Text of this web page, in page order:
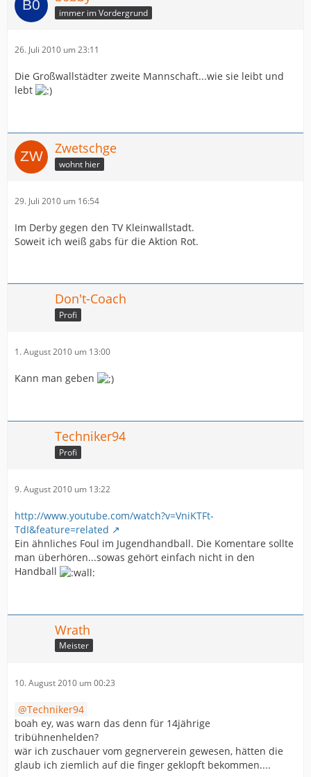
immer im Vordergrund
26. Juli 2010 um 23:11
Die Großwallstädter zweite Mannschaft...wie sie leibt und
lebt
Zwetschge
wohnt hier
29. Juli 2010 um 16:54
Im Derby gegen den TV Kleinwallstadt.
Soweit ich weiß gabs für die Aktion Rot.
Don't-Coach
Profi
1. August 2010 um 13:00
Kann man geben
Techniker94
Profi
9. August 2010 um 13:22
http://www.youtube.com/watch?v=VniKTFt-
TdI&feature=related
Ein ähnliches Foul im Jugendhandball. Die Komentare sollte
man überhören...sowas gehört einfach nicht in den
Handball
Wrath
Meister
10. August 2010 um 00:23
Techniker94
boah ey, was warn das denn für 14jährige
tribühnenhelden?
wär ich zuschauer vom gegnerverein gewesen, hätten die
glaub ich ziemlich auf die finger geklopft bekommen....